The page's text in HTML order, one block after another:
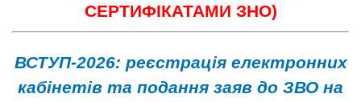
СЕРТИФІКАТАМИ ЗНО)
ВСТУП-2026: реєстрація електронних
кабінетів та подання заяв до ЗВО на